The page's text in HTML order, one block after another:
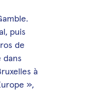
puis
de
dans
à
»,